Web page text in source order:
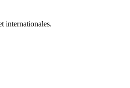
internationales.